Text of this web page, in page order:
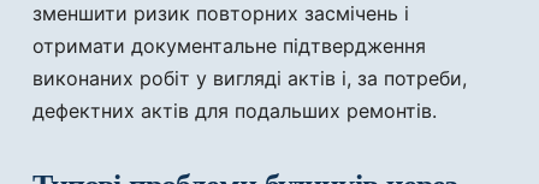
зменшити ризик повторних засмічень і
отримати документальне підтвердження
виконаних робіт у вигляді актів і, за потреби,
дефектних актів для подальших ремонтів.